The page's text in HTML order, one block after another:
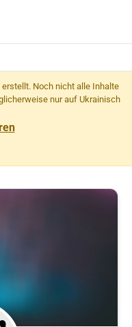
Noch nicht alle Inhalte
nur auf Ukrainisch